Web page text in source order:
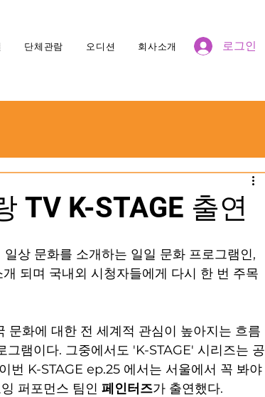
단체관람 오디션 회사소개 로그인
TV K-STAGE 출연
상 문화를 소개하는 일일 문화 프로그램인,
되며 국내외 시청자들에게 다시 한 번 주목
램이다. 그중에서도 'K-STAGE' 시리즈는 공
번 K-STAGE ep.25 에서는 서울에서 꼭 봐야
퍼포먼스 팀인 페인터즈가 출연했다.